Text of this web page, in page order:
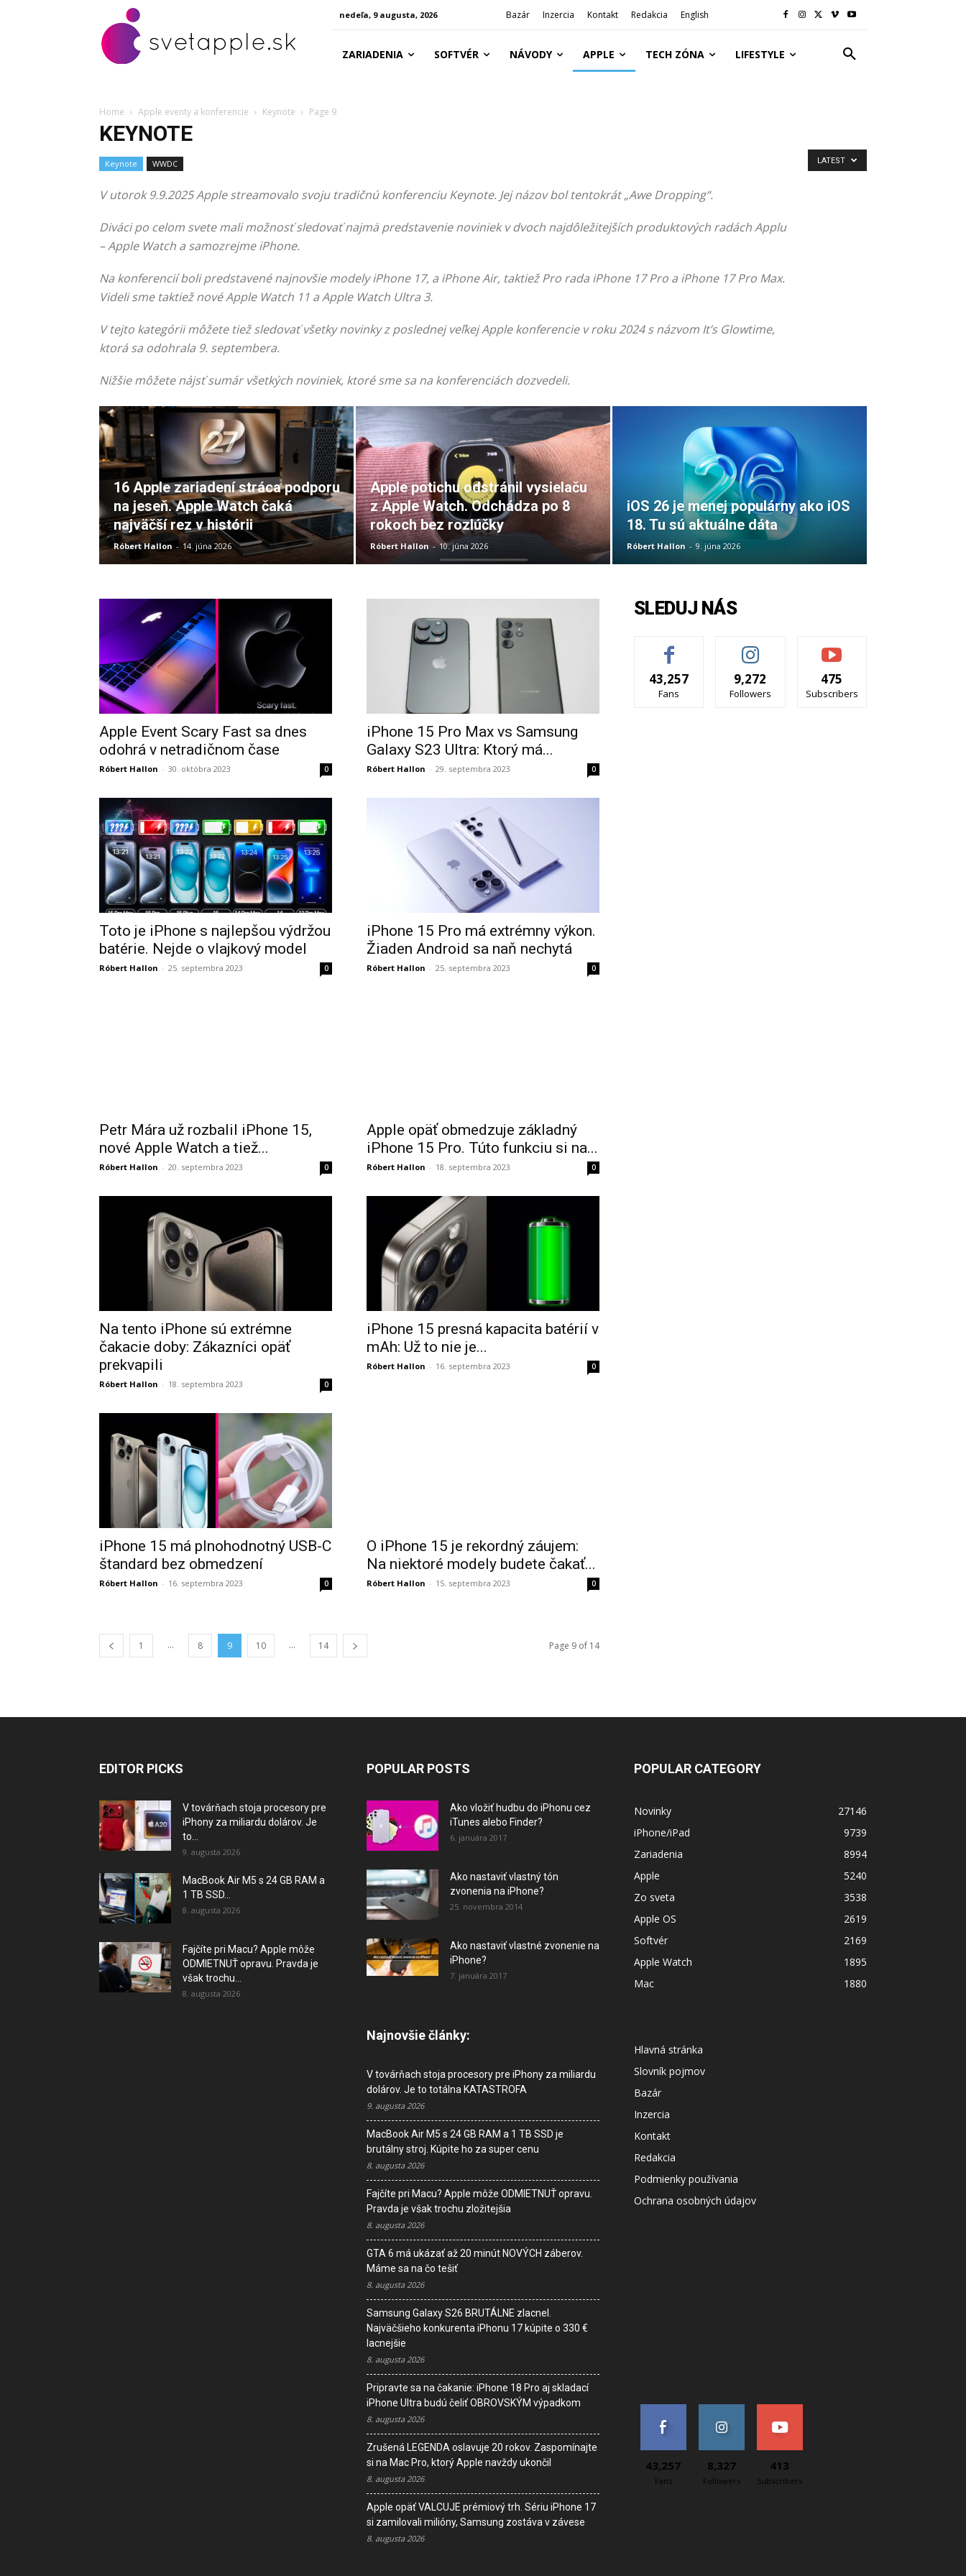
nedeľa, 9 augusta, 2026 Bazár Inzercia Kontakt Redakcia English
ZARIADENIA SOFTVÉR NÁVODY APPLE TECH ZÓNA LIFESTYLE
Home Apple eventy a konferencie Keynote Page 9
KEYNOTE
Keynote WWDC
V utorok 9.9.2025 Apple streamovalo svoju tradičnú konferenciu Keynote. Jej názov bol tentokrát „Awe Dropping“.
Diváci po celom svete mali možnosť sledovať najmä predstavenie noviniek v dvoch najdôležitejších produktových radách Applu
– Apple Watch a samozrejme iPhone.
Na konferencií boli predstavené najnovšie modely iPhone 17, a iPhone Air, taktiež Pro rada iPhone 17 Pro a iPhone 17 Pro Max.
Videli sme taktiež nové Apple Watch 11 a Apple Watch Ultra 3.
V tejto kategórii môžete tiež sledovať všetky novinky z poslednej veľkej Apple konferencie v roku 2024 s názvom It’s Glowtime,
ktorá sa odohrala 9. septembera.
Nižšie môžete nájsť sumár všetkých noviniek, ktoré sme sa na konferenciách dozvedeli.
LATEST
16 Apple zariadení stráca podporu
na jeseň. Apple Watch čaká
najväčší rez v histórii
Róbert Hallon - 14. júna 2026
Apple potichu odstránil vysielaču
z Apple Watch. Odchádza po 8
rokoch bez rozlúčky
Róbert Hallon - 10. júna 2026
iOS 26 je menej populárny ako iOS
18. Tu sú aktuálne dáta
Róbert Hallon - 9. júna 2026
Apple Event Scary Fast sa dnes
odohrá v netradičnom čase
Róbert Hallon - 30. októbra 2023 0
iPhone 15 Pro Max vs Samsung
Galaxy S23 Ultra: Ktorý má...
Róbert Hallon - 29. septembra 2023 0
Toto je iPhone s najlepšou výdržou
batérie. Nejde o vlajkový model
Róbert Hallon - 25. septembra 2023 0
iPhone 15 Pro má extrémny výkon.
Žiaden Android sa naň nechytá
Róbert Hallon - 25. septembra 2023 0
Petr Mára už rozbalil iPhone 15,
nové Apple Watch a tiež...
Róbert Hallon - 20. septembra 2023 0
Apple opäť obmedzuje základný
iPhone 15 Pro. Túto funkciu si na...
Róbert Hallon - 18. septembra 2023 0
Na tento iPhone sú extrémne
čakacie doby: Zákazníci opäť
prekvapili
Róbert Hallon - 18. septembra 2023 0
iPhone 15 presná kapacita batérií v
mAh: Už to nie je...
Róbert Hallon - 16. septembra 2023 0
iPhone 15 má plnohodnotný USB-C
štandard bez obmedzení
Róbert Hallon - 16. septembra 2023 0
O iPhone 15 je rekordný záujem:
Na niektoré modely budete čakať...
Róbert Hallon - 15. septembra 2023 0
1 ... 8 9 10 ... 14 Page 9 of 14
SLEDUJ NÁS
43,257
Fans
9,272
Followers
475
Subscribers
EDITOR PICKS
V továrňach stoja procesory pre
iPhony za miliardu dolárov. Je
to...
9. augusta 2026
MacBook Air M5 s 24 GB RAM a
1 TB SSD...
8. augusta 2026
Fajčíte pri Macu? Apple môže
ODMIETNUŤ opravu. Pravda je
však trochu...
8. augusta 2026
POPULAR POSTS
Ako vložiť hudbu do iPhonu cez
iTunes alebo Finder?
6. januára 2017
Ako nastaviť vlastný tón
zvonenia na iPhone?
25. novembra 2014
Ako nastaviť vlastné zvonenie na
iPhone?
7. januára 2017
Najnovšie články:
V továrňach stoja procesory pre iPhony za miliardu
dolárov. Je to totálna KATASTROFA
9. augusta 2026
MacBook Air M5 s 24 GB RAM a 1 TB SSD je
brutálny stroj. Kúpite ho za super cenu
8. augusta 2026
Fajčíte pri Macu? Apple môže ODMIETNUŤ opravu.
Pravda je však trochu zložitejšia
8. augusta 2026
GTA 6 má ukázať až 20 minút NOVÝCH záberov.
Máme sa na čo tešiť
8. augusta 2026
Samsung Galaxy S26 BRUTÁLNE zlacnel.
Najväčšieho konkurenta iPhonu 17 kúpite o 330 €
lacnejšie
8. augusta 2026
Pripravte sa na čakanie: iPhone 18 Pro aj skladací
iPhone Ultra budú čeliť OBROVSKÝM výpadkom
8. augusta 2026
Zrušená LEGENDA oslavuje 20 rokov. Zaspomínajte
si na Mac Pro, ktorý Apple navždy ukončil
8. augusta 2026
Apple opäť VALCUJE prémiový trh. Sériu iPhone 17
si zamilovali milióny, Samsung zostáva v závese
8. augusta 2026
POPULAR CATEGORY
Novinky
27146
iPhone/iPad
9739
Zariadenia
8994
Apple
5240
Zo sveta
3538
Apple OS
2619
Softvér
2169
Apple Watch
1895
Mac
1880
Hlavná stránka
Slovník pojmov
Bazár
Inzercia
Kontakt
Redakcia
Podmienky používania
Ochrana osobných údajov
43,257
Fans
8,327
Followers
413
Subscribers